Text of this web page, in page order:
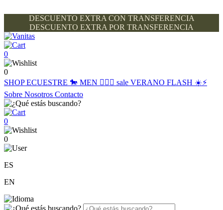
DESCUENTO EXTRA CON TRANSFERENCIA
DESCUENTO EXTRA POR TRANSFERENCIA
0
0
SHOPECUESTRE 🐎 MEN 🙋🏽‍♂️ sale VERANO FLASH ☀️⚡️
Sobre Nosotros Contacto
0
0
ES
EN